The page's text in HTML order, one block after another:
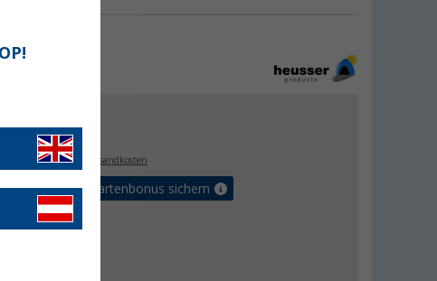
€
inkl. MwSt.,zzgl. Versandkosten
zu 5% Vorteilskartenbonus sichern